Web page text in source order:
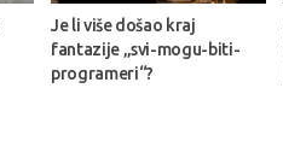
Je li više došao kraj
fantazije „svi-mogu-biti-
programeri“?